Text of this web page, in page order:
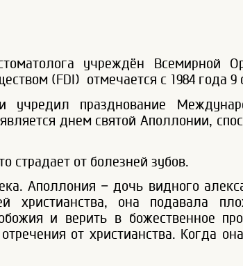
учреждён Всемирной
(FDI) отмечается с 1984 года 9
учредил празднование
днем святой Аполлонии,
страдает от болезней зубов.
Аполлония – дочь видного
христианства, она подавала
и верить в божественное
от христианства. Когда